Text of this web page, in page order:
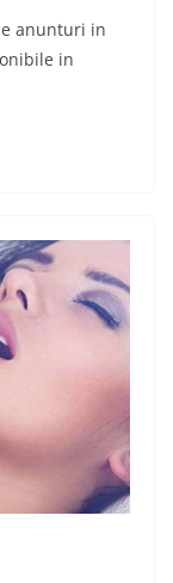
anunturi in
in